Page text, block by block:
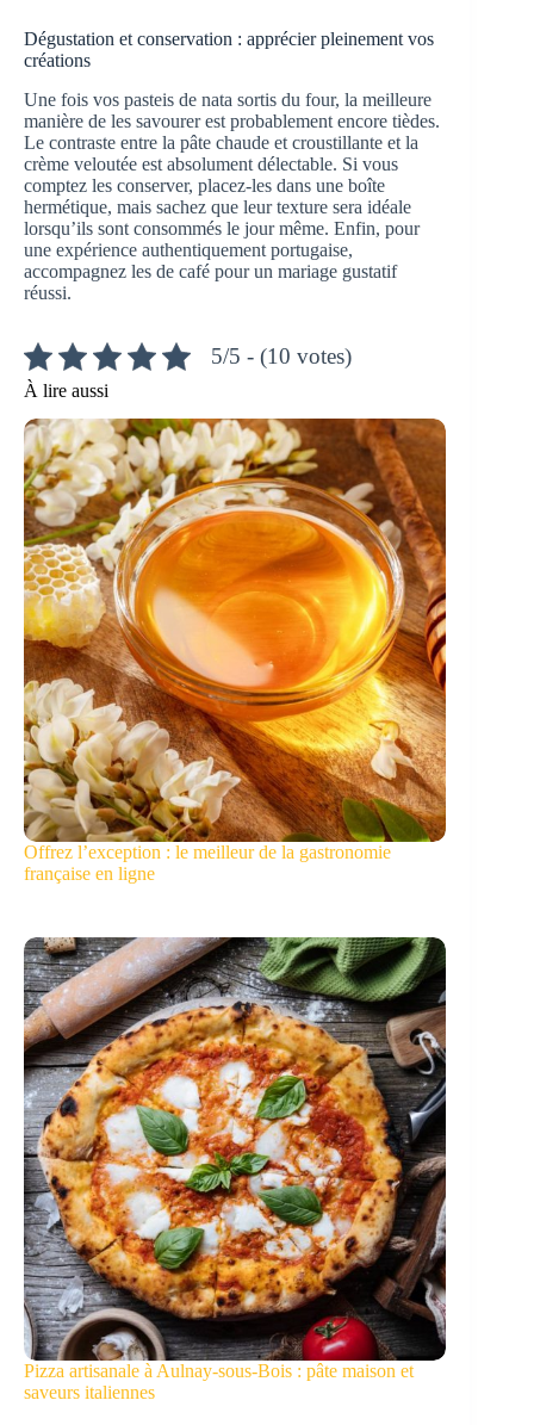
Dégustation et conservation : apprécier pleinement vos
créations
Une fois vos pasteis de nata sortis du four, la meilleure
manière de les savourer est probablement encore tièdes.
Le contraste entre la pâte chaude et croustillante et la
crème veloutée est absolument délectable. Si vous
comptez les conserver, placez-les dans une boîte
hermétique, mais sachez que leur texture sera idéale
lorsqu’ils sont consommés le jour même. Enfin, pour
une expérience authentiquement portugaise,
accompagnez les de café pour un mariage gustatif
réussi.
5/5 - (10 votes)
À lire aussi
Offrez l’exception : le meilleur de la gastronomie
française en ligne
Pizza artisanale à Aulnay-sous-Bois : pâte maison et
saveurs italiennes